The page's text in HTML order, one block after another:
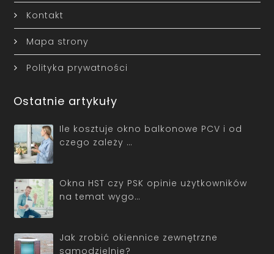
Kontakt
Mapa strony
Polityka prywatności
Ostatnie artykuły
Ile kosztuje okno balkonowe PCV i od
czego zależy …
Okna HST czy PSK opinie użytkowników
na temat wygo…
Jak zrobić okiennice zewnętrzne
samodzielnie?